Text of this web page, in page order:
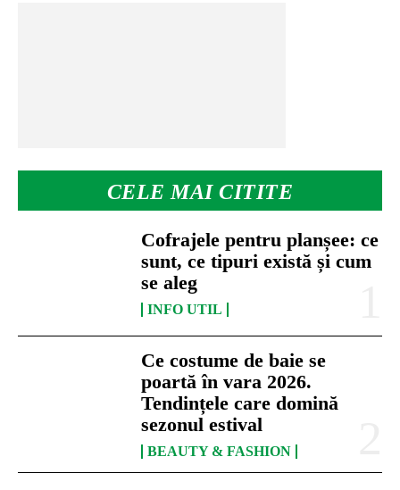
CELE MAI CITITE
Cofrajele pentru planșee: ce
sunt, ce tipuri există și cum
se aleg
INFO UTIL
Ce costume de baie se
poartă în vara 2026.
Tendințele care domină
sezonul estival
BEAUTY & FASHION